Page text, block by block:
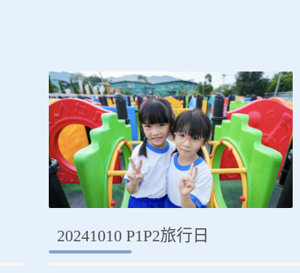
20241010 P1P2旅行日